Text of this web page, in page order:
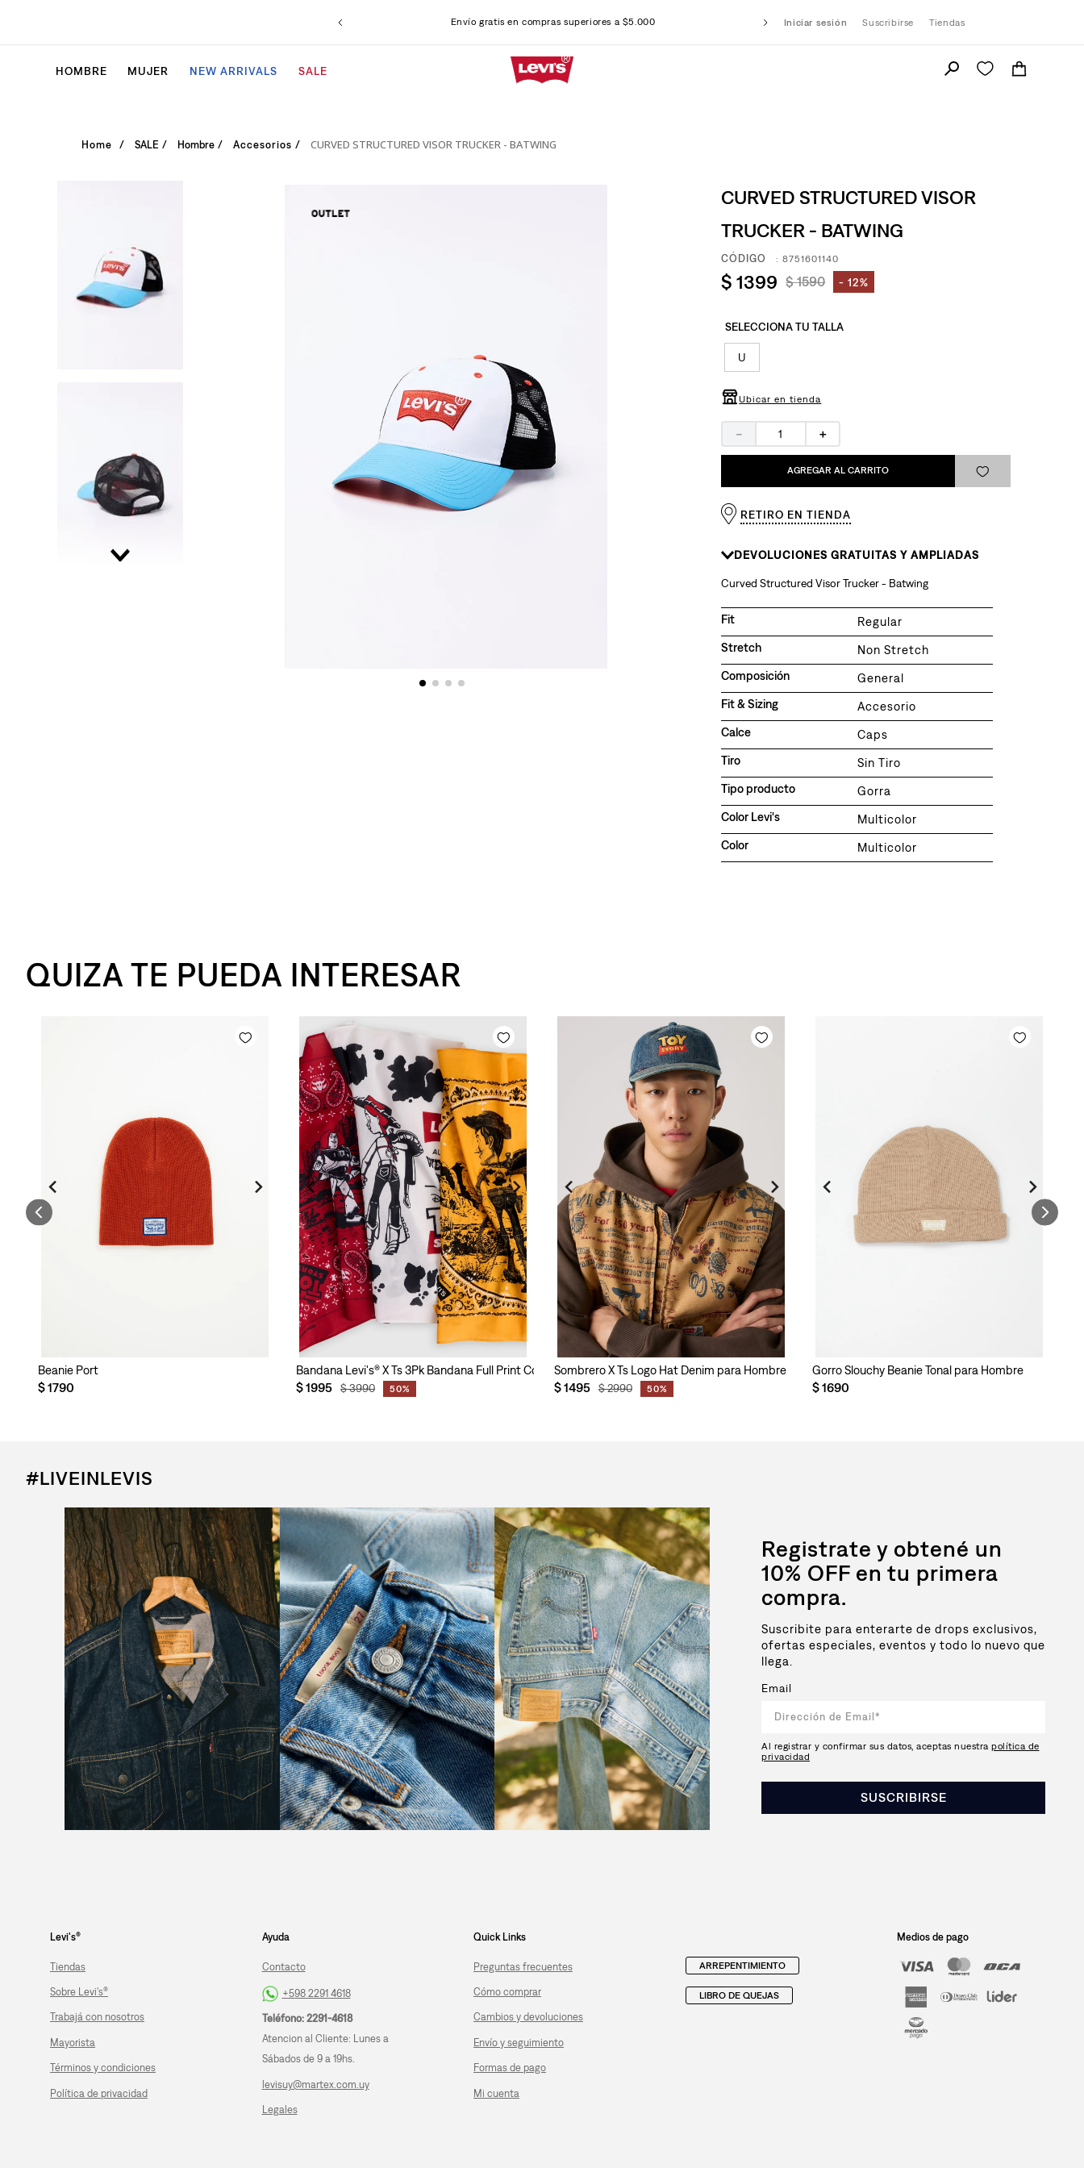
Envío gratis en compras superiores a $5.000 Iniciar sesión Suscribirse Tiendas
HOMBRE MUJER NEW ARRIVALS SALE
SALE Hombre Accesorios CURVED STRUCTURED VISOR TRUCKER - BATWING
CURVED STRUCTURED VISOR
TRUCKER - BATWING
:8751601140
$ 1399 $ 1590 12%
U
Ubicar en tienda
＋
－
AGREGAR AL CARRITO
RETIRO EN TIENDA
DEVOLUCIONES GRATUITAS Y AMPLIADAS
Curved Structured Visor Trucker - Batwing
Fit
Regular
Stretch
Non Stretch
Composición
General
Fit & Sizing
Accesorio
Calce
Caps
Tiro
Sin Tiro
Tipo producto
Gorra
Color Levi's
Multicolor
Color
Multicolor
QUIZA TE PUEDA INTERESAR
HombreBeanie Port
$1790
Bandana Levi's® X Ts 3Pk Bandana Full Print Cow Print para Hombre
$1995 $3990 50%
Sombrero X Ts Logo Hat Denim para Hombre
$1495 $2990 50%
Gorro Slouchy Beanie Tonal para Hombre
$1690
#LIVEINLEVIS
Registrate y obtené un
10% OFF en tu primera
compra.
Suscribite para enterarte de drops exclusivos,
ofertas especiales, eventos y todo lo nuevo que
llega.
Email
Al registrar y confirmar sus datos, aceptas nuestra política de
privacidad
SUSCRIBIRSE
Levi's®
Tiendas
Sobre Levi's®
Trabajá con nosotros
Mayorista
Términos y condiciones
Política de privacidad
Ayuda
Contacto
+598 2291 4618
Teléfono: 2291-4618
Atencion al Cliente: Lunes a
Sábados de 9 a 19hs.
levisuy@martex.com.uy
Legales
Quick Links
Preguntas frecuentes
Cómo comprar
Cambios y devoluciones
Envío y seguimiento
Formas de pago
Mi cuenta
ARREPENTIMIENTO
LIBRO DE QUEJAS
Medios de pago